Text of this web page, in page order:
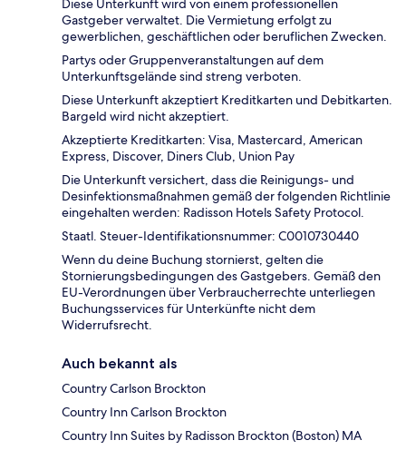
Diese Unterkunft wird von einem professionellen
Gastgeber verwaltet. Die Vermietung erfolgt zu
gewerblichen, geschäftlichen oder beruflichen Zwecken.
Partys oder Gruppenveranstaltungen auf dem
Unterkunftsgelände sind streng verboten.
Diese Unterkunft akzeptiert Kreditkarten und Debitkarten.
Bargeld wird nicht akzeptiert.
Akzeptierte Kreditkarten: Visa, Mastercard, American
Express, Discover, Diners Club, Union Pay
Die Unterkunft versichert, dass die Reinigungs- und
Desinfektionsmaßnahmen gemäß der folgenden Richtlinie
eingehalten werden: Radisson Hotels Safety Protocol.
Staatl. Steuer-Identifikationsnummer: C0010730440
Wenn du deine Buchung stornierst, gelten die
Stornierungsbedingungen des Gastgebers. Gemäß den
EU-Verordnungen über Verbraucherrechte unterliegen
Buchungsservices für Unterkünfte nicht dem
Widerrufsrecht.
Auch bekannt als
Country Carlson Brockton
Country Inn Carlson Brockton
Country Inn Suites by Radisson Brockton (Boston) MA